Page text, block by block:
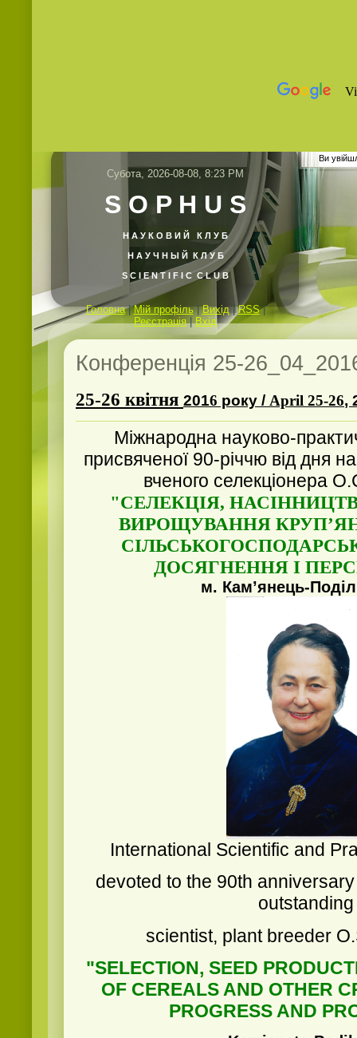
Субота, 2026-08-08, 8:23 PM
S O P H U S
Н А У К О В И Й К Л У Б
Н А У Ч Н Ы Й К Л У Б
S C I E N T I F I C C L U B
Головна|Мій профіль|Вихід|RSS|
Реєстрація|Вхід
Ви
Конференція 25-
25-26 квітня 2016 року / April 25-26,
Міжнародна науково-
присвяченої 90-річчю від дня
вченого селекціонера
"СЕЛЕКЦІЯ,
ВИРОЩУВАННЯ
ДОСЯГНЕННЯ І
м. Кам’янець-
International Scientific and
devoted to the 90th
outstanding
scientist, plant breeder
"SELECTION, SEED
OF CEREALS AND OTHER
PROGRESS AND